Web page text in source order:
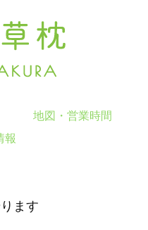
地図・営業時間
報
ます